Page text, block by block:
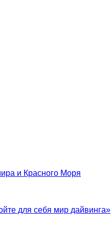
и Красного Моря
для себя мир дайвинга»